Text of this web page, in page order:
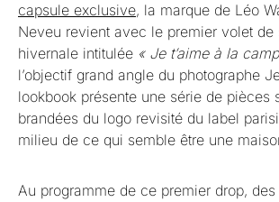
capsule exclusive, la marque de Léo
Neveu revient avec le premier volet de
hivernale intitulée « Je t’aime à la
l’objectif grand angle du photographe
lookbook présente une série de pièces
brandées du logo revisité du label
milieu de ce qui semble être une
Au programme de ce premier drop,